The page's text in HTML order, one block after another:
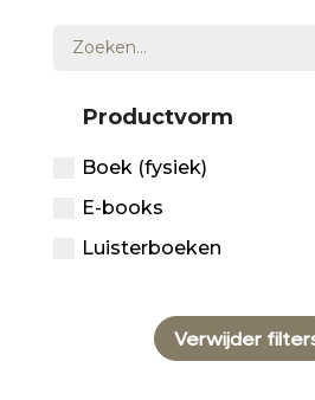
Productvorm
Boek (fysiek)
E-books
Luisterboeken
Verwijder